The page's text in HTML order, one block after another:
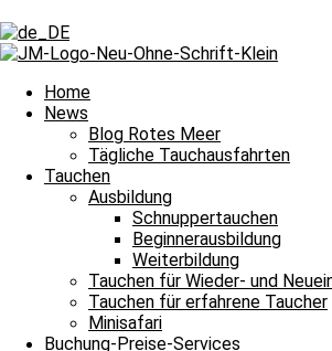
Home
News
Blog Rotes Meer
Tägliche Tauchausfahrten
Tauchen
Ausbildung
Schnuppertauchen
Beginnerausbildung
Weiterbildung
Tauchen für Wieder- und
Tauchen für erfahrene Taucher
Minisafari
Buchung-Preise-Services
Schlagwort: Wracktauchen
Schlagwort: Wracktauchen
Tägliche Tauchausfahrten
Was für ein hammermäßiger
Bitte einmal aktualisieren, um den Inhalt
Weiterlesen »
9. Juni 2026Keine Kommentare
Tägliche Tauchausfahrten